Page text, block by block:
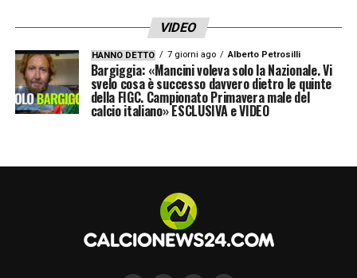
VIDEO
HANNO DETTO 7 giorni ago Alberto Petrosilli
Bargiggia: «Mancini voleva solo la Nazionale. Vi
svelo cosa è successo davvero dietro le quinte
della FIGC. Campionato Primavera male del
calcio italiano» ESCLUSIVA e VIDEO